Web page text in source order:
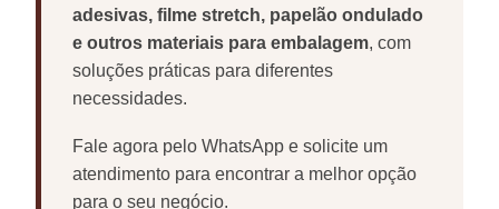
adesivas, filme stretch, papelão ondulado
e outros materiais para embalagem, com
soluções práticas para diferentes
necessidades.
Fale agora pelo WhatsApp e solicite um
atendimento para encontrar a melhor opção
para o seu negócio.